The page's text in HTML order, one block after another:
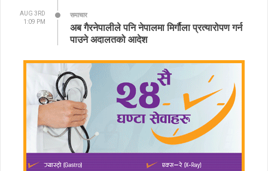
AUG 3RD
1:09 PM
समाचार
अब गैरनेपालीले पनि नेपालमा मिर्गौला प्रत्यारोपण गर्न
पाउने अदालतको आदेश